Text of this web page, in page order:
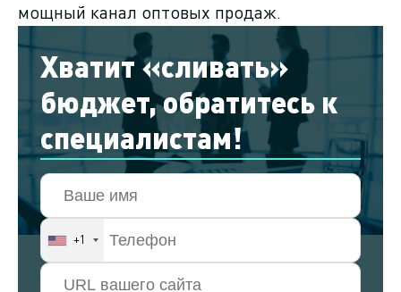
мощный канал оптовых продаж.
Хватит «сливать»
бюджет, обратитесь к
специалистам!
+1